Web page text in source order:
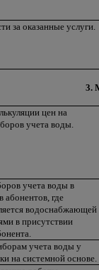
за оказанные услуги.
3.
цен на
учета воды.
учета воды в
абонентов, где
водоснабжающей
в присутствии
учета воды у
на системной основе.